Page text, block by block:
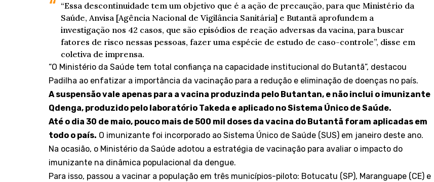
“Essa descontinuidade tem um objetivo que é a ação de precaução, para que Ministério da
Saúde, Anvisa [Agência Nacional de Vigilância Sanitária] e Butantã aprofundem a
investigação nos 42 casos, que são episódios de reação adversas da vacina, para buscar
fatores de risco nessas pessoas, fazer uma espécie de estudo de caso-controle”, disse em
coletiva de imprensa.
“O Ministério da Saúde tem total confiança na capacidade institucional do Butantã”, destacou
Padilha ao enfatizar a importância da vacinação para a redução e eliminação de doenças no país.
A suspensão vale apenas para a vacina produzinda pelo Butantan, e não inclui o imunizante
Qdenga, produzido pelo laboratório Takeda e aplicado no Sistema Único de Saúde.
Até o dia 30 de maio, pouco mais de 500 mil doses da vacina do Butantã foram aplicadas em
todo o país. O imunizante foi incorporado ao Sistema Único de Saúde (SUS) em janeiro deste ano.
Na ocasião, o Ministério da Saúde adotou a estratégia de vacinação para avaliar o impacto do
imunizante na dinâmica populacional da dengue.
Para isso, passou a vacinar a população em três municípios-piloto: Botucatu (SP), Maranguape (CE) e